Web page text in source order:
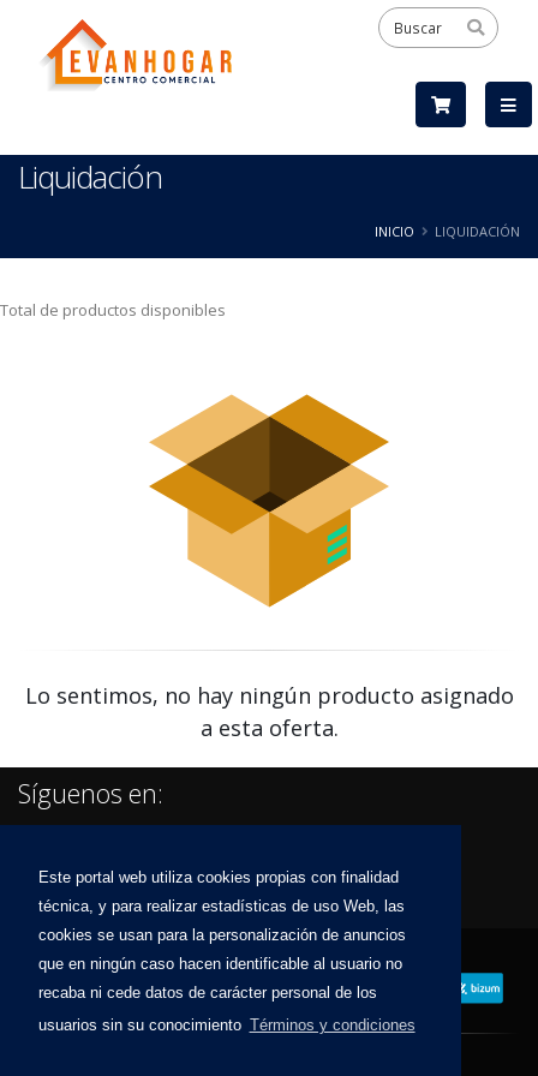
Este portal web utiliza cookies propias con finalidad
técnica, y para realizar estadísticas de uso Web, las
cookies se usan para la personalización de anuncios
que en ningún caso hacen identificable al usuario no
recaba ni cede datos de carácter personal de los
usuarios sin su conocimiento Términos y condiciones
Liquidación
INICIO LIQUIDACIÓN
Total de productos disponibles
Lo sentimos, no hay ningún producto asignado
a esta oferta.
Síguenos en: